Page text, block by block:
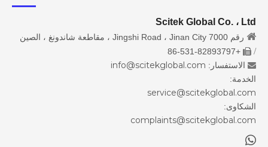
Scitek Global Co. ، Ltd
 رقم 7000 Jingshi Road ، Jinan City ، مقاطعة شاندونغ ، الصين
/

+86-531-82893797
 الاستفسار: info@scitekglobal.com
الخدمة:
service@scitekglobal.com
الشكاوى:
complaints@scitekglobal.com
